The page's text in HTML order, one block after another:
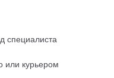
специалиста
или курьером